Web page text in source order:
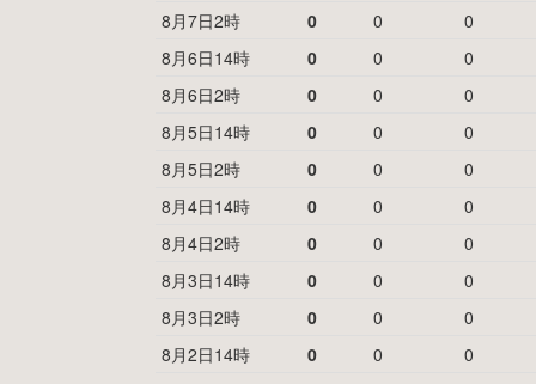
8月7日2時
0 0
0
8月6日14時
0 0
0
8月6日2時
0 0
0
8月5日14時
0 0
0
8月5日2時
0 0
0
8月4日14時
0 0
0
8月4日2時
0 0
0
8月3日14時
0 0
0
8月3日2時
0 0
0
8月2日14時
0 0
0